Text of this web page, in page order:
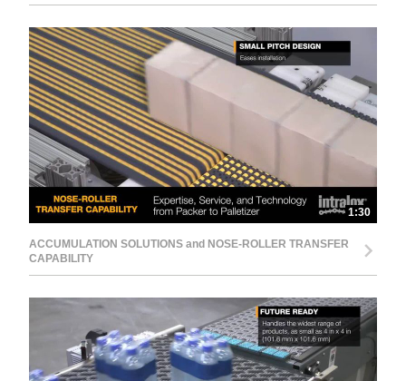
1:30
ACCUMULATION SOLUTIONS and NOSE-ROLLER TRANSFER
CAPABILITY